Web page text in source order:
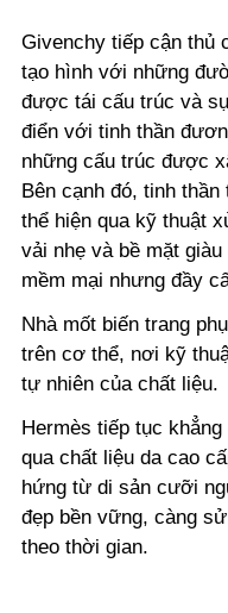
Givenchy tiếp cận thủ
tạo hình với những
được tái cấu trúc và
điển với tinh thần
những cấu trúc được
Bên cạnh đó, tinh
thể hiện qua kỹ thuật
vải nhẹ và bề mặt
mềm mại nhưng đầy
Nhà mốt biến trang
trên cơ thể, nơi kỹ
tự nhiên của chất liệu.
Hermès tiếp tục
qua chất liệu da cao
hứng từ di sản cưỡi
đẹp bền vững, càng
theo thời gian.